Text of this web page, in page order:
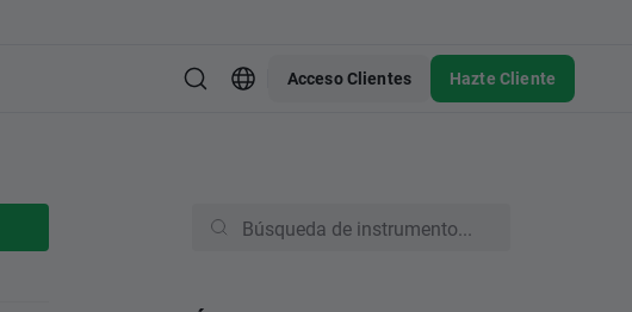
Acceso Clientes Hazte Cliente